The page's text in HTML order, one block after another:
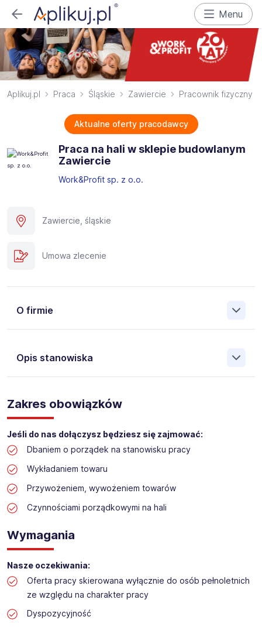
Menu
Aplikuj.pl Praca Śląskie Zawiercie Pracownik fizyczny
Aktualne oferty pracodawcy
Praca na hali w sklepie budowlanym
Zawiercie
Work&Profit sp. z o.o.
Zawiercie, śląskie
Umowa zlecenie
O firmie
Opis stanowiska
Pośrednictwa Pracy i Doradztwa Personalnego Work &
Profit jest obecnie jedną z największych niezależnych
polskich agencji zatrudnienia. W ciągu wielu lat naszej
działalności daliśmy pracę przeszło 50 000 pracowników
w całym kraju. Skutecznie znajdujemy pracowników dla
największych firm, jak również małych rodzinnych
przedsiębiorstw w Polsce. Agencja jest wpisana pod nr
stanowisko:
Lokalizacja: Zawiercie
Zakres obowiązków
Jeśli do nas dołączysz będziesz się zajmować:
Dbaniem o porządek na stanowisku pracy
Wykładaniem towaru
Przywożeniem, wywożeniem towarów
Czynnościami porządkowymi na hali
Wymagania
Nasze oczekiwania:
Oferta pracy skierowana wyłącznie do osób pełnoletnich
ze względu na charakter pracy
Dyspozycyjność